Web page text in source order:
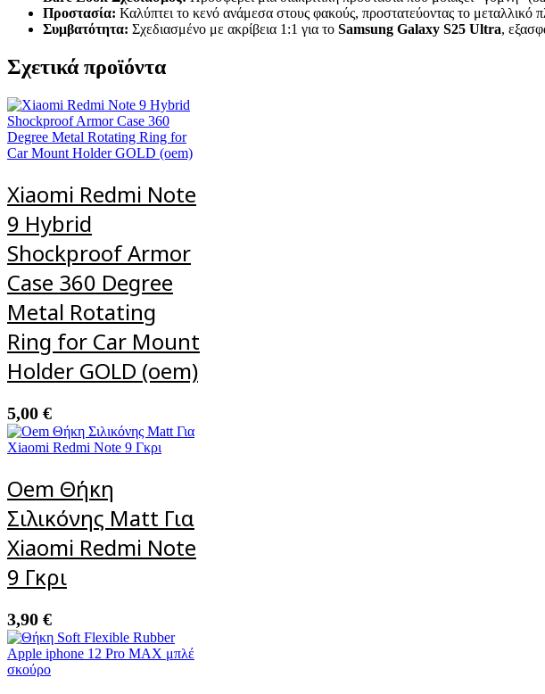
Προστασία: Καλύπτει το κενό ανάμεσα στους φακούς, προστατεύοντας το μεταλλικό
Συμβατότητα: Σχεδιασμένο με ακρίβεια 1:1 για το Samsung Galaxy S25 Ultra,
Σχετικά προϊόντα
Xiaomi Redmi Note
9 Hybrid
Shockproof Armor
Case 360 Degree
Metal Rotating
Ring for Car Mount
Holder GOLD (oem)
5,00 €
Oem Θήκη
Σιλικόνης Matt Για
Xiaomi Redmi Note
9 Γκρι
3,90 €